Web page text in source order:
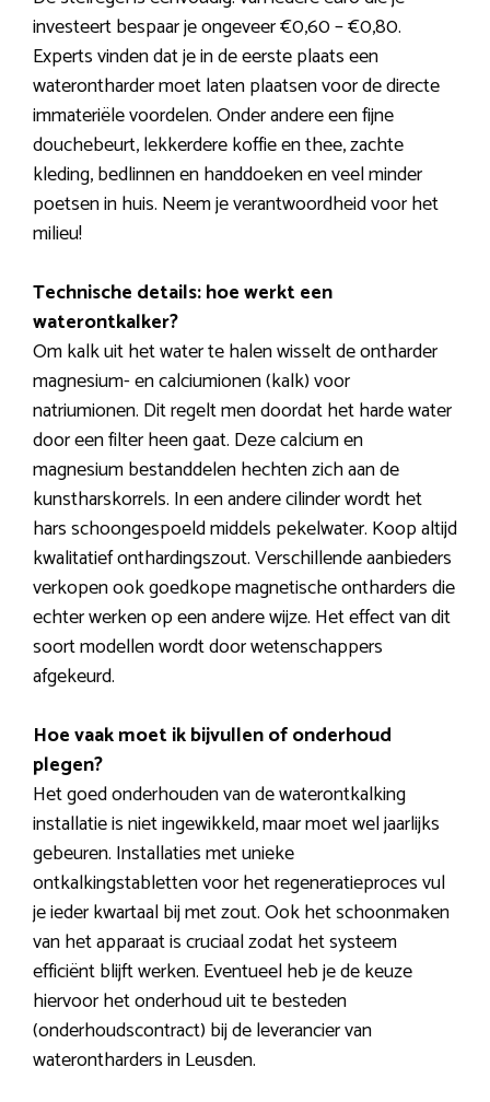
investeert bespaar je ongeveer €0,60 – €0,80.
Experts vinden dat je in de eerste plaats een
waterontharder moet laten plaatsen voor de directe
immateriële voordelen. Onder andere een fijne
douchebeurt, lekkerdere koffie en thee, zachte
kleding, bedlinnen en handdoeken en veel minder
poetsen in huis. Neem je verantwoordheid voor het
milieu!
Technische details: hoe werkt een
waterontkalker?
Om kalk uit het water te halen wisselt de ontharder
magnesium- en calciumionen (kalk) voor
natriumionen. Dit regelt men doordat het harde water
door een filter heen gaat. Deze calcium en
magnesium bestanddelen hechten zich aan de
kunstharskorrels. In een andere cilinder wordt het
hars schoongespoeld middels pekelwater. Koop altijd
kwalitatief onthardingszout. Verschillende aanbieders
verkopen ook goedkope magnetische ontharders die
echter werken op een andere wijze. Het effect van dit
soort modellen wordt door wetenschappers
afgekeurd.
Hoe vaak moet ik bijvullen of onderhoud
plegen?
Het goed onderhouden van de waterontkalking
installatie is niet ingewikkeld, maar moet wel jaarlijks
gebeuren. Installaties met unieke
ontkalkingstabletten voor het regeneratieproces vul
je ieder kwartaal bij met zout. Ook het schoonmaken
van het apparaat is cruciaal zodat het systeem
efficiënt blijft werken. Eventueel heb je de keuze
hiervoor het onderhoud uit te besteden
(onderhoudscontract) bij de leverancier van
waterontharders in Leusden.